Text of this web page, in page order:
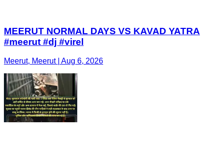
MEERUT NORMAL DAYS VS KAVAD YATRA
#meerut #dj #virel
Meerut, Meerut | Aug 6, 2026